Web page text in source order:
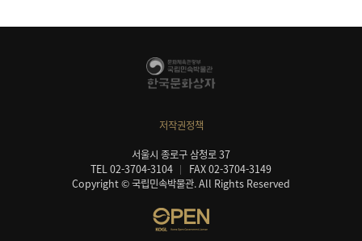
저작권정책
서울시 종로구 삼청로 37
TEL 02-3704-3104
FAX 02-3704-3149
Copyright © 국립민속박물관. All Rights Reserved